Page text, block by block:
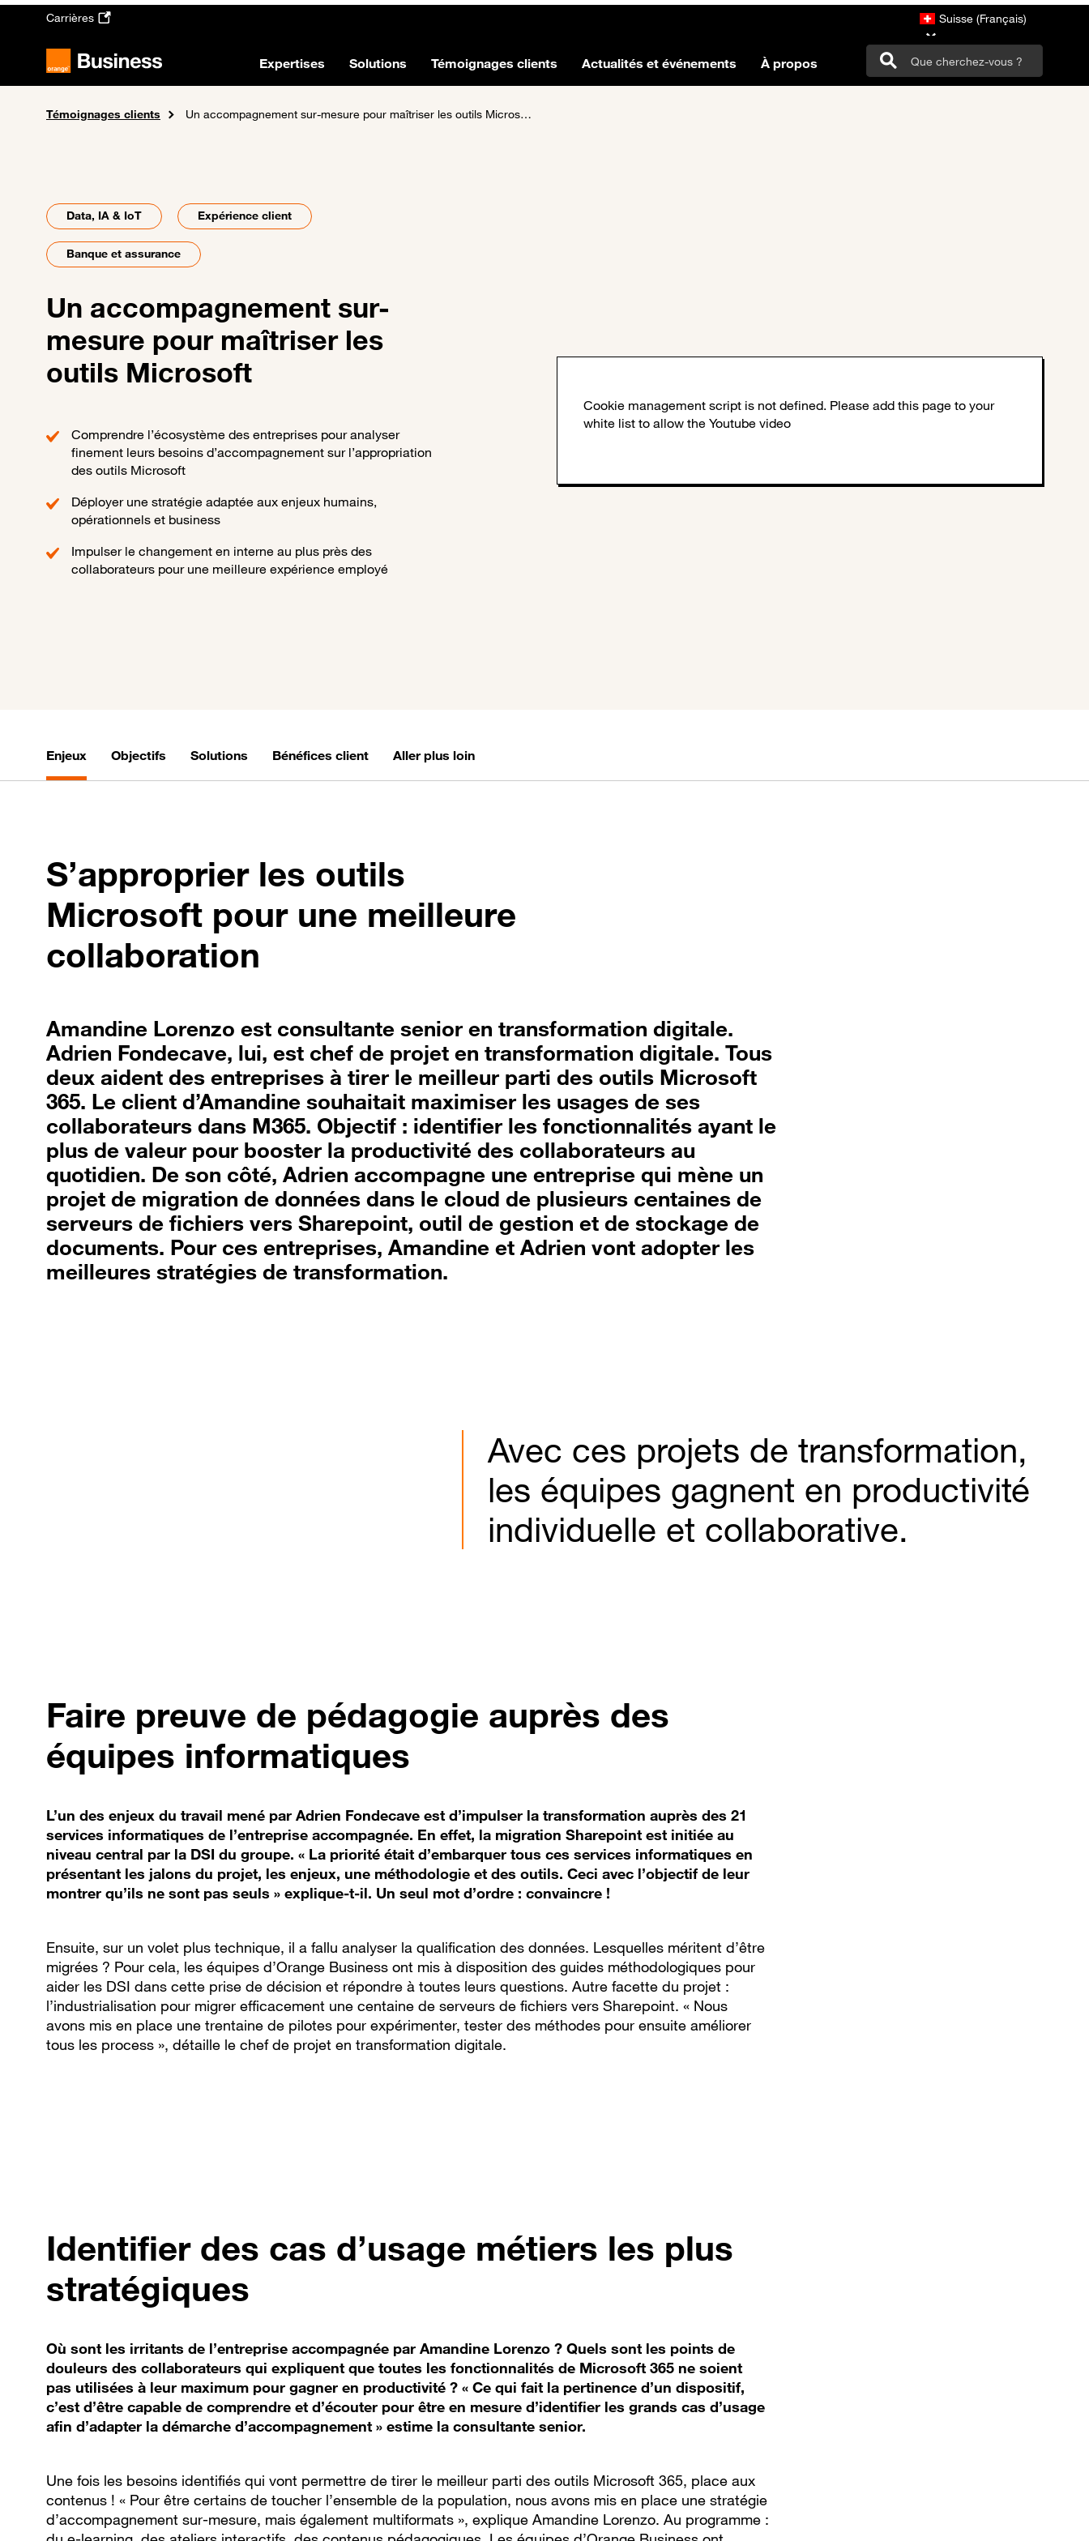
Passer au contenu principal
Carrières Suisse (Français)
Expertises Solutions Témoignages clients Actualités et événements À propos
Accueil
Témoignages clients Un accompagnement sur-mesure pour maîtriser les outils Microsoft
Data, IA & IoT Expérience client
Banque et assurance
Un accompagnement sur-
mesure pour maîtriser les
outils Microsoft
Comprendre l’écosystème des entreprises pour analyser
finement leurs besoins d’accompagnement sur l’appropriation
des outils Microsoft
Déployer une stratégie adaptée aux enjeux humains,
opérationnels et business
Impulser le changement en interne au plus près des
collaborateurs pour une meilleure expérience employé
Enjeux Objectifs Solutions Bénéfices client Aller plus loin
S’approprier les outils
Microsoft pour une meilleure
collaboration
Amandine Lorenzo est consultante senior en transformation digitale.
Adrien Fondecave, lui, est chef de projet en transformation digitale. Tous
deux aident des entreprises à tirer le meilleur parti des outils Microsoft
365. Le client d’Amandine souhaitait maximiser les usages de ses
collaborateurs dans M365. Objectif : identifier les fonctionnalités ayant le
plus de valeur pour booster la productivité des collaborateurs au
quotidien. De son côté, Adrien accompagne une entreprise qui mène un
projet de migration de données dans le cloud de plusieurs centaines de
serveurs de fichiers vers Sharepoint, outil de gestion et de stockage de
documents. Pour ces entreprises, Amandine et Adrien vont adopter les
meilleures stratégies de transformation.
Avec ces projets de transformation,
les équipes gagnent en productivité
individuelle et collaborative.
Faire preuve de pédagogie auprès des
équipes informatiques
L’un des enjeux du travail mené par Adrien Fondecave est d’impulser la transformation auprès des 21
services informatiques de l’entreprise accompagnée. En effet, la migration Sharepoint est initiée au
niveau central par la DSI du groupe. « La priorité était d’embarquer tous ces services informatiques en
présentant les jalons du projet, les enjeux, une méthodologie et des outils. Ceci avec l’objectif de leur
montrer qu’ils ne sont pas seuls » explique-t-il. Un seul mot d’ordre : convaincre !
Ensuite, sur un volet plus technique, il a fallu analyser la qualification des données. Lesquelles méritent d’être
migrées ? Pour cela, les équipes d’Orange Business ont mis à disposition des guides méthodologiques pour
aider les DSI dans cette prise de décision et répondre à toutes leurs questions. Autre facette du projet :
l’industrialisation pour migrer efficacement une centaine de serveurs de fichiers vers Sharepoint. « Nous
avons mis en place une trentaine de pilotes pour expérimenter, tester des méthodes pour ensuite améliorer
tous les process », détaille le chef de projet en transformation digitale.
Identifier des cas d’usage métiers les plus
stratégiques
Où sont les irritants de l’entreprise accompagnée par Amandine Lorenzo ? Quels sont les points de
douleurs des collaborateurs qui expliquent que toutes les fonctionnalités de Microsoft 365 ne soient
pas utilisées à leur maximum pour gagner en productivité ? « Ce qui fait la pertinence d’un dispositif,
c’est d’être capable de comprendre et d’écouter pour être en mesure d’identifier les grands cas d’usage
afin d’adapter la démarche d’accompagnement » estime la consultante senior.
Une fois les besoins identifiés qui vont permettre de tirer le meilleur parti des outils Microsoft 365, place aux
contenus ! « Pour être certains de toucher l’ensemble de la population, nous avons mis en place une stratégie
d’accompagnement sur-mesure, mais également multiformats », explique Amandine Lorenzo. Au programme :